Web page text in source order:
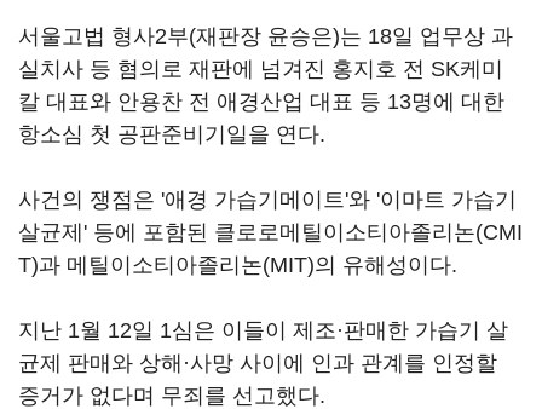
서울고법 형사2부(재판장 윤승은)는 18일 업무상 과
실치사 등 혐의로 재판에 넘겨진 홍지호 전 SK케미
칼 대표와 안용찬 전 애경산업 대표 등 13명에 대한
항소심 첫 공판준비기일을 연다.
사건의 쟁점은 '애경 가습기메이트'와 '이마트 가습기
살균제' 등에 포함된 클로로메틸이소티아졸리논(CMI
T)과 메틸이소티아졸리논(MIT)의 유해성이다.
지난 1월 12일 1심은 이들이 제조·판매한 가습기 살
균제 판매와 상해·사망 사이에 인과 관계를 인정할
증거가 없다며 무죄를 선고했다.